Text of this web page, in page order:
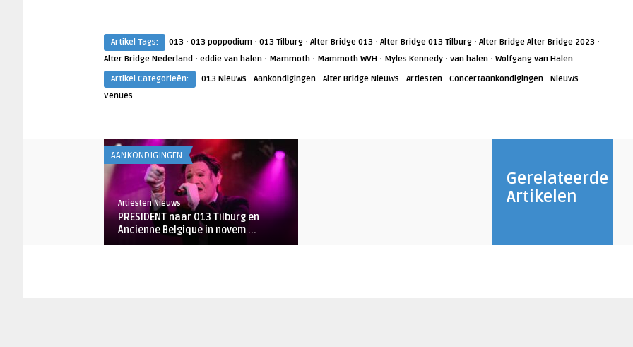
Artikel Tags: 013 · 013 poppodium · 013 Tilburg · Alter Bridge 013 · Alter Bridge 013 Tilburg · Alter Bridge Alter Bridge 2023 ·
Alter Bridge Nederland · eddie van halen · Mammoth · Mammoth WVH · Myles Kennedy · van halen · Wolfgang van Halen
Artikel Categorieën:
013 Nieuws · Aankondigingen · Alter Bridge Nieuws · Artiesten · Concertaankondigingen · Nieuws ·
Venues
Gerelateerde
Artikelen
AANKONDIGINGEN
Artiesten Nieuws
PRESIDENT naar 013 Tilburg en
Ancienne Belgique in novem ...